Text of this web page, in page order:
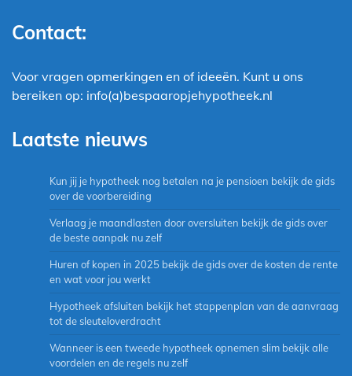
Contact:
Voor vragen opmerkingen en of ideeën. Kunt u ons
bereiken op: info(a)bespaaropjehypotheek.nl
Laatste nieuws
Kun jij je hypotheek nog betalen na je pensioen bekijk de gids
over de voorbereiding
Verlaag je maandlasten door oversluiten bekijk de gids over
de beste aanpak nu zelf
Huren of kopen in 2025 bekijk de gids over de kosten de rente
en wat voor jou werkt
Hypotheek afsluiten bekijk het stappenplan van de aanvraag
tot de sleuteloverdracht
Wanneer is een tweede hypotheek opnemen slim bekijk alle
voordelen en de regels nu zelf